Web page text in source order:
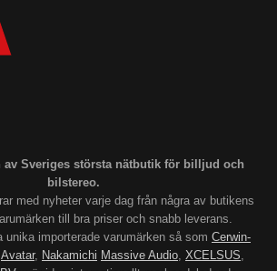
av Sveriges största nätbutik för billjud och
bilstereo.
med nyheter varje dag från några av butikens
till bra priser och snabb leverans.
unika importerade varumärken så som Cerwin-
Avatar, Nakamichi Massive Audio, XCELSUS,